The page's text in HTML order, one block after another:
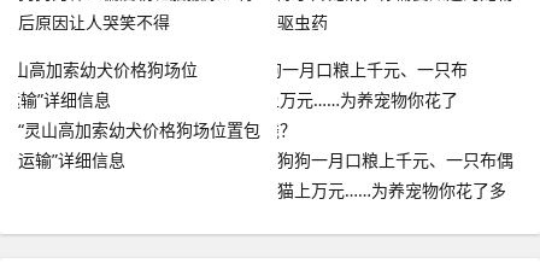
后原因让人哭笑不得
驱虫药
“灵山高加索幼犬价格狗场位置包
运输”详细信息
狗狗一月口粮上千元、一只布偶
猫上万元……为养宠物你花了多